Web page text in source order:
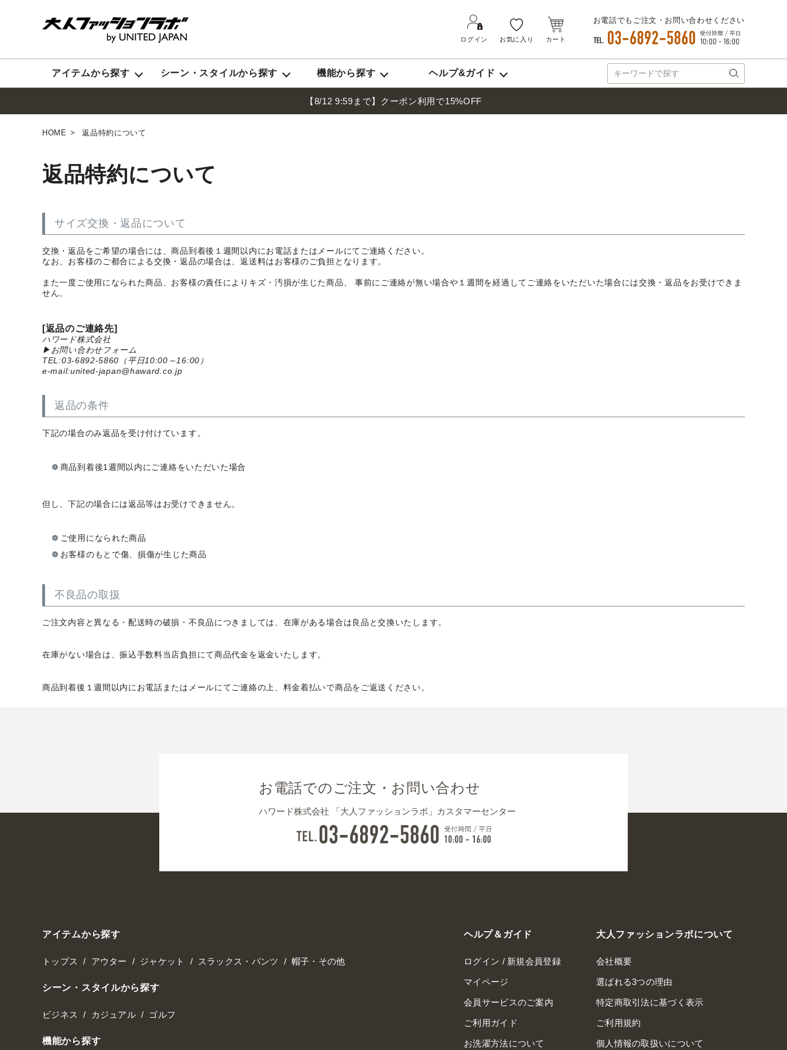
ログイン
ログイン
新規会員登録
マイページ
お気に入り カート
お電話でもご注文・お問い合わせください
アイテムから探す シーン・スタイルから探す 機能から探す ヘルプ&ガイド
【8/12 9:59まで】クーポン利用で15%OFF
HOME 返品特約について
返品特約について
サイズ交換・返品について
交換・返品をご希望の場合には、商品到着後１週間以内にお電話またはメールにてご連絡ください。
なお、お客様のご都合による交換・返品の場合は、返送料はお客様のご負担となります。
また一度ご使用になられた商品、お客様の責任によりキズ・汚損が生じた商品、 事前にご連絡が無い場合や１週間を経過してご連絡をいただいた場合には交換・返品をお受けできま
せん。
[返品のご連絡先]
ハワード株式会社
▶お問い合わせフォーム
TEL:03-6892-5860（平日10:00～16:00）
e-mail:united-japan@haward.co.jp
返品の条件
下記の場合のみ返品を受け付けています。
商品到着後1週間以内にご連絡をいただいた場合
但し、下記の場合には返品等はお受けできません。
ご使用になられた商品
お客様のもとで傷、損傷が生じた商品
不良品の取扱
ご注文内容と異なる・配送時の破損・不良品につきましては、在庫がある場合は良品と交換いたします。
在庫がない場合は、振込手数料当店負担にて商品代金を返金いたします。
商品到着後１週間以内にお電話またはメールにてご連絡の上、料金着払いで商品をご返送ください。
お電話でのご注文・お問い合わせ
ハワード株式会社 「大人ファッションラボ」カスタマーセンター
アイテムから探す
トップス アウター ジャケット スラックス・パンツ 帽子・その他
シーン・スタイルから探す
ビジネス カジュアル ゴルフ
機能から探す
ヘルプ＆ガイド
ログイン / 新規会員登録
マイページ
会員サービスのご案内
ご利用ガイド
お洗濯方法について
大人ファッションラボについて
会社概要
選ばれる3つの理由
特定商取引法に基づく表示
ご利用規約
個人情報の取扱いについて